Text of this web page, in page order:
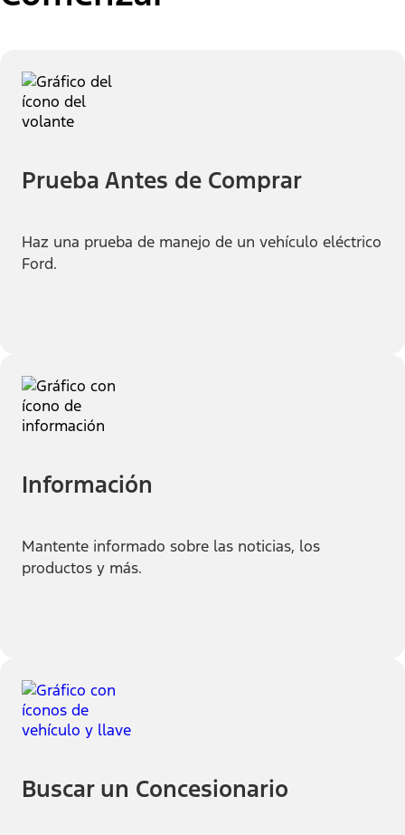
Prueba Antes de Comprar
Haz una prueba de manejo de un vehículo eléctrico
Ford.
Información
Mantente informado sobre las noticias, los
productos y más.
Buscar un Concesionario